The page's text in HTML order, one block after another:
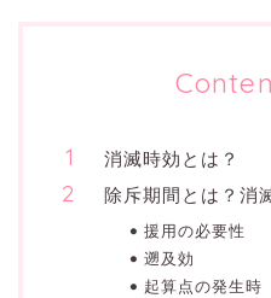
消滅時効とは？
除斥期間とは？消
援用の必要性
遡及効
起算点の発生時